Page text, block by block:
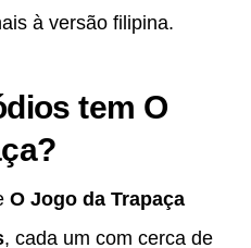
à versão filipina.
tem O
O Jogo da Trapaça
, cada um com cerca de